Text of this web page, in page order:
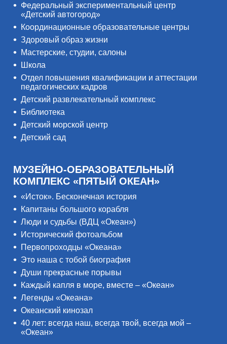
Федеральный экспериментальный центр
«Детский автогород»
Координационные образовательные центры
Здоровый образ жизни
Мастерские, студии, салоны
Школа
Отдел повышения квалификации и аттестации
педагогических кадров
Детский развлекательный комплекс
Библиотека
Детский морской центр
Детский сад
МУЗЕЙНО-ОБРАЗОВАТЕЛЬНЫЙ
КОМПЛЕКС «ПЯТЫЙ ОКЕАН»
«Исток». Бесконечная история
Капитаны большого корабля
Люди и судьбы (ВДЦ «Океан»)
Исторический фотоальбом
Первопроходцы «Океана»
Это наша с тобой биография
Души прекрасные порывы
Каждый капля в море, вместе – «Океан»
Легенды «Океана»
Океанский кинозал
40 лет: всегда наш, всегда твой, всегда мой –
«Океан»